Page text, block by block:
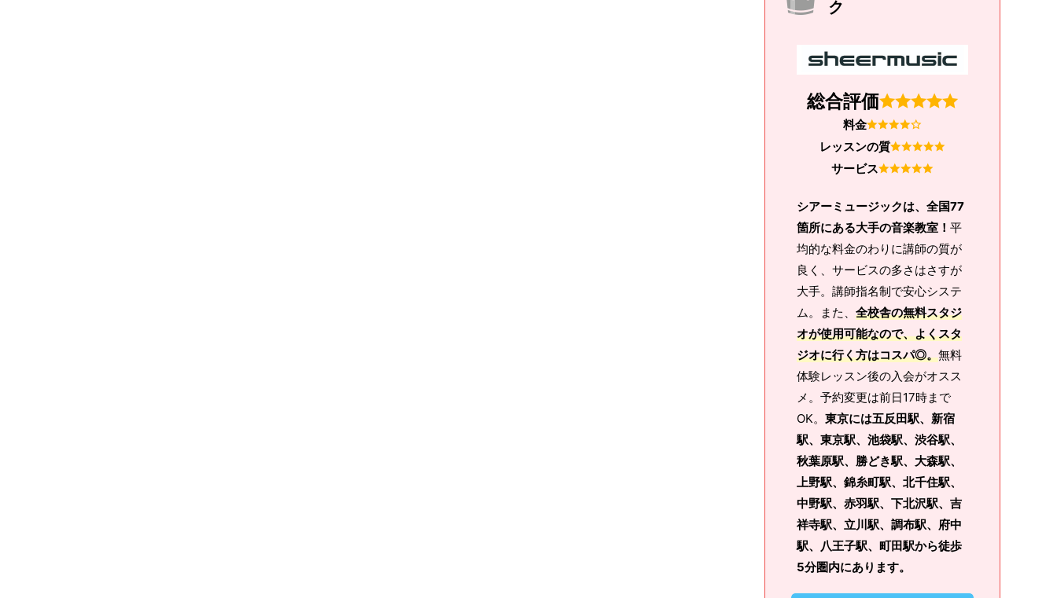
ク
総合評価
料金
レッスンの質
サービス
シアーミュージックは、全国77
箇所にある大手の音楽教室！ 平
均的な料金のわりに講師の質が
良く、サービスの多さはさすが
大手。講師指名制で安心システ
ム。また、 全校舎の無料スタジ
オが使用可能なので、よくスタ
ジオに行く方はコスパ◎。無料
体験レッスン後の入会がオスス
メ。予約変更は前日17時まで
OK。 東京には五反田駅、新宿
駅、東京駅、池袋駅、渋谷駅、
秋葉原駅、勝どき駅、大森駅、
上野駅、錦糸町駅、北千住駅、
中野駅、赤羽駅、下北沢駅、吉
祥寺駅、立川駅、調布駅、府中
駅、八王子駅、町田駅から徒歩
5分圏内にあります。